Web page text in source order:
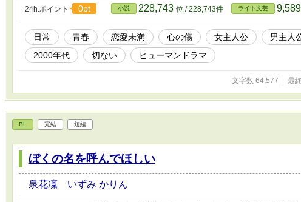
24h.ポイント 0pt 小説 228,743 位 / 228,743件 ライト文芸 9,589
日常 青春 恋愛未満 心の傷 女主人公 男主人
2000年代
切ない ヒューマンドラマ
文字数 64,577 最
BL 完結 短編
ぼくの名を呼んでほしい
泉花凜 いずみ かりん